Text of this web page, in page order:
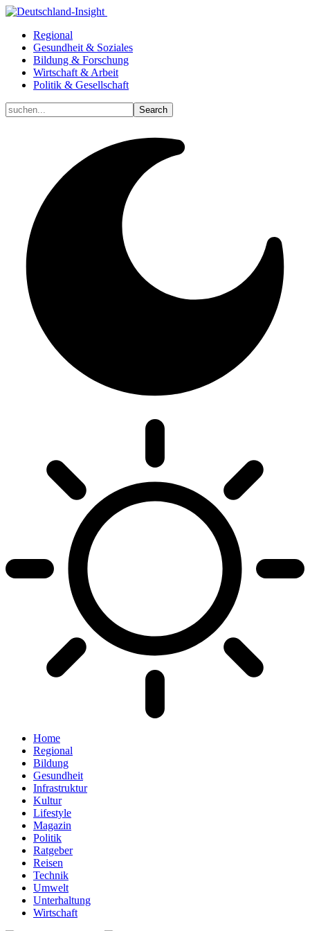
Regional
Gesundheit & Soziales
Bildung & Forschung
Wirtschaft & Arbeit
Politik & Gesellschaft
Home
Regional
Bildung
Gesundheit
Infrastruktur
Kultur
Lifestyle
Magazin
Politik
Ratgeber
Reisen
Technik
Umwelt
Unterhaltung
Wirtschaft